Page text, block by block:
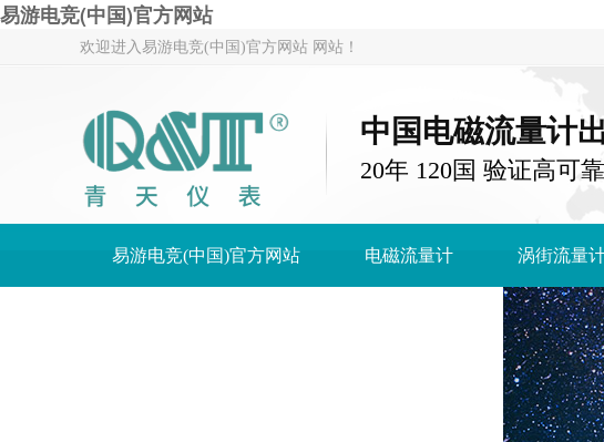
易游电竞(中国)官方网站
欢迎进入易游电竞(中国)官方网站 网站！
中国电磁流量计
20年 120国 验证高可靠
易游电竞(中国)官方网站 电磁流量计 涡街流量